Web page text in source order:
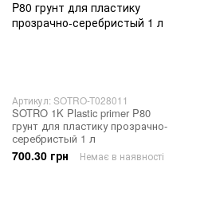
Артикул: SOTRO-T028011
SOTRO 1K Plastic primer P80
грунт для пластику прозрачно-
серебристый 1 л
700.30 грн Немає в наявності